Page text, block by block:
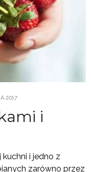
2017
i
i jedno z
zarówno przez